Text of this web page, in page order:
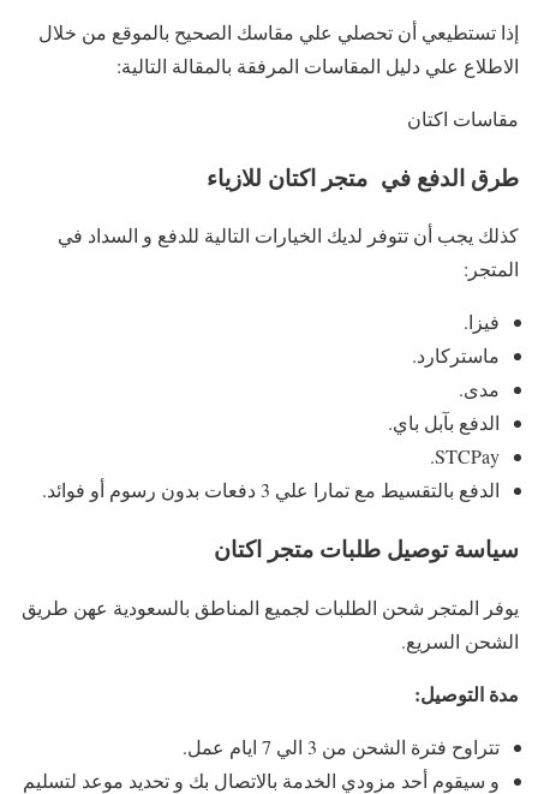
إذا تستطيعي أن تحصلي علي مقاسك الصحيح بالموقع من خلال
الاطلاع علي دليل المقاسات المرفقة بالمقالة التالية:
مقاسات اكتان
طرق الدفع في متجر اكتان للازياء
كذلك يجب أن تتوفر لديك الخيارات التالية للدفع و السداد في
المتجر:
فيزا.
ماستركارد.
مدى.
الدفع بآبل باي.
STCPay.
الدفع بالتقسيط مع تمارا علي 3 دفعات بدون رسوم أو فوائد.
سياسة توصيل طلبات متجر اكتان
يوفر المتجر شحن الطلبات لجميع المناطق بالسعودية عهن طريق
الشحن السريع.
مدة التوصيل:
تتراوح فترة الشحن من 3 الي 7 ايام عمل.
و سيقوم أحد مزودي الخدمة بالاتصال بك و تحديد موعد لتسليم